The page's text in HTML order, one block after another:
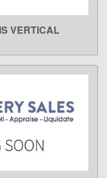
VERTICAL